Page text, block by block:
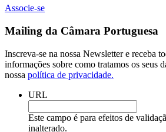
Associe-se
Mailing da Câmara Portuguesa
Inscreva-se na nossa Newsletter e receba
informações sobre como tratamos os seus
nossa política de privacidade.
URL
Este campo é para efeitos de
inalterado.